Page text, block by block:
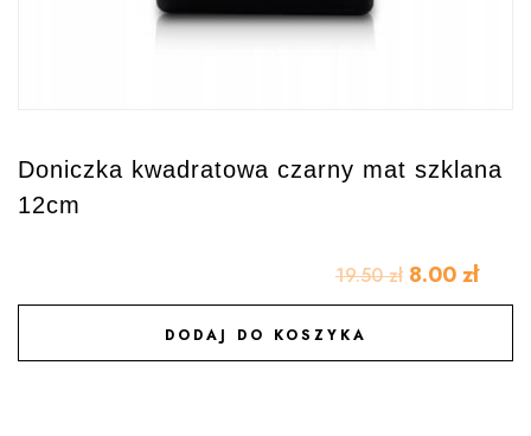
Doniczka kwadratowa czarny mat szklana
12cm
19.50zł 8.00 zł
DODAJ DO KOSZYKA
DODAJ DO ULUBIONYCH